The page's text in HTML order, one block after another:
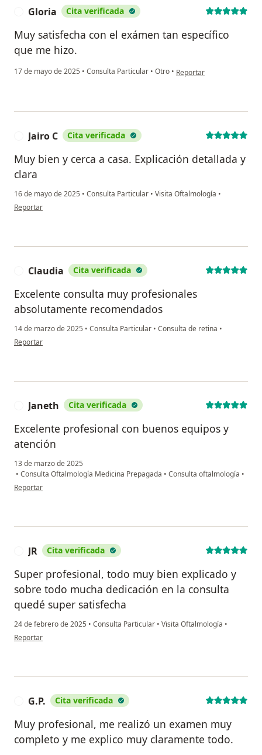
Gloria Cita verificada
Muy satisfecha con el exámen tan específico
que me hizo.
17 de mayo de 2025 • Consulta Particular • Otro • en opinión del usuario
Reportar
Jairo C Cita verificada
Muy bien y cerca a casa. Explicación detallada y
clara
16 de mayo de 2025 • Consulta Particular • Visita Oftalmología •
en opinión del usuario Jairo C
Reportar
Claudia Cita verificada
Excelente consulta muy profesionales
absolutamente recomendados
14 de marzo de 2025 • Consulta Particular • Consulta de retina •
en opinión del usuario Claudia
Reportar
Janeth Cita verificada
Excelente profesional con buenos equipos y
atención
13 de marzo de 2025
• Consulta Oftalmología Medicina Prepagada • Consulta oftalmología •
en opinión del usuario Janeth
Reportar
JR Cita verificada
Super profesional, todo muy bien explicado y
sobre todo mucha dedicación en la consulta
quedé super satisfecha
24 de febrero de 2025 • Consulta Particular • Visita Oftalmología •
en opinión del usuario JR
Reportar
G.P. Cita verificada
Muy profesional, me realizó un examen muy
completo y me explico muy claramente todo.